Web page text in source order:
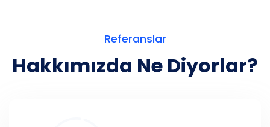
Referanslar
Hakkımızda Ne Diyorlar?